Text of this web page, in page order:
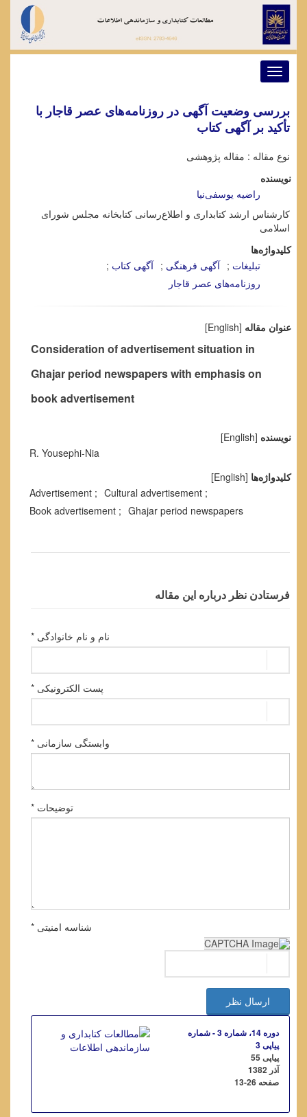
Toggle
navigation
بررسی وضعیت آگهی در روزنامه‌های عصر قاجار با
تأکید بر آگهی کتاب
نوع مقاله : مقاله پژوهشی
نویسنده
راضیه یوسفی‌نیا
کارشناس ارشد کتابداری و اطلاع‌رسانی کتابخانه مجلس شورای
اسلامی
کلیدواژه‌ها
تبلیغات
آگهی فرهنگی
آگهی کتاب
روزنامه‌های عصر قاجار
عنوان مقاله [English]
Consideration of advertisement situation in
Ghajar period newspapers with emphasis on
book advertisement
نویسنده [English]
R. Yousephi-Nia
کلیدواژه‌ها [English]
Advertisement
Cultural advertisement
Book advertisement
Ghajar period newspapers
فرستادن نظر درباره این مقاله
نام و نام خانوادگی *
پست الکترونیکی *
وابستگی سازمانی *
توضیحات *
شناسه امنیتی *
ارسال نظر
دوره 14، شماره 3 - شماره
پیاپی 3
پیاپی 55
آذر 1382
صفحه 13-26